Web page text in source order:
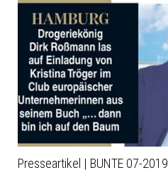
Presseartikel | BUNTE 07-2019